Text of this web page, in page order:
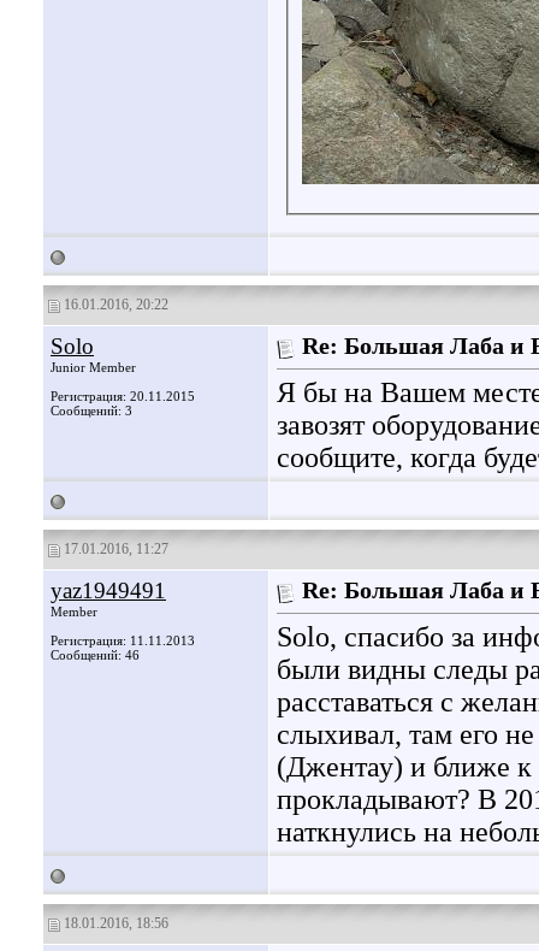
16.01.2016, 20:22
Solo
Junior Member
Регистрация: 20.11.2015
Сообщений: 3
Re: Большая Лаба и
Я бы на Вашем месте
завозят
сообщите, когда
17.01.2016, 11:27
yaz1949491
Member
Регистрация: 11.11.2013
Сообщений: 46
Re: Большая Лаба и
Solo, спасибо за
были видны следы
расставаться с
слыхивал, там его
(Джентау) и ближе к
прокладывают? В
наткнулись на
18.01.2016, 18:56